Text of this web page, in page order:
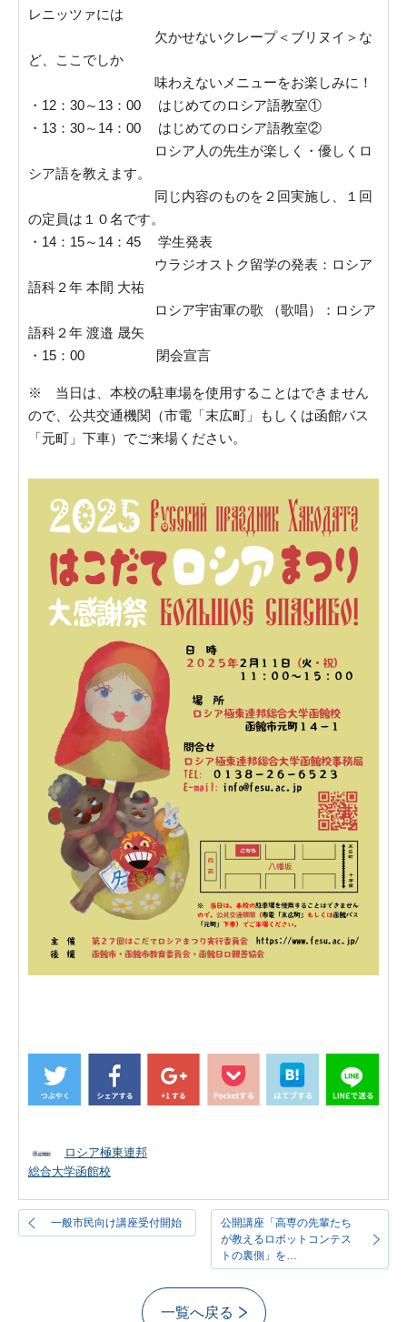
レニッツァには
欠かせないクレープ＜ブリヌイ＞な
ど、ここでしか
味わえないメニューをお楽しみに！
・12：30～13：00 はじめてのロシア語教室①
・13：30～14：00 はじめてのロシア語教室②
ロシア人の先生が楽しく・優しくロ
シア語を教えます。
同じ内容のものを２回実施し、１回
の定員は１０名です。
・14：15～14：45 学生発表
ウラジオストク留学の発表：ロシア
語科２年 本間 大祐
ロシア宇宙軍の歌 （歌唱）：ロシア
語科２年 渡邉 晟矢
・15：00 閉会宣言
※ 当日は、本校の駐車場を使用することはできません
ので、公共交通機関（市電「末広町」もしくは函館バス
「元町」下車）でご来場ください。
ロシア極東連邦
総合大学函館校
一般市民向け講座受付開始
公開講座「高専の先輩たち
が教えるロボットコンテス
トの裏側」を…
一覧へ戻る